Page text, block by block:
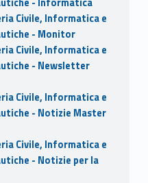
Civile, Informatica e
- Monitor
Civile, Informatica e
- Newsletter
Civile, Informatica e
- Notizie Master
Civile, Informatica e
- Notizie per la